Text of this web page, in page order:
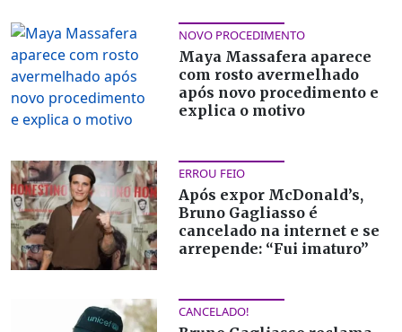
NOVO PROCEDIMENTO
Maya Massafera aparece
com rosto avermelhado
após novo procedimento e
explica o motivo
ERROU FEIO
Após expor McDonald’s,
Bruno Gagliasso é
cancelado na internet e se
arrepende: “Fui imaturo”
CANCELADO!